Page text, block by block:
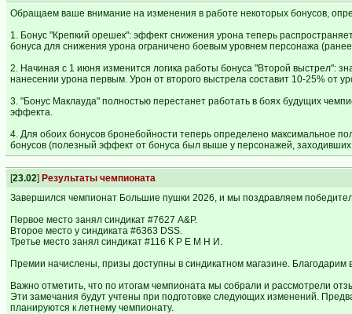
Обращаем ваше внимание на изменения в работе некоторых бонусов,
1. Бонус "Крепкий орешек": эффект снижения урона теперь
бонуса для снижения урона ограничено боевым уровнем персонажа
2. Начиная с 1 июня изменится логика работы бонуса "Второй выстрел":
нанесении урона первым. Урон от второго выстрела составит 10-25% от
3. "Бонус Маклауда" полностью перестанет работать в боях будущих
эффекта.
4. Для обоих бонусов бронебойности теперь определено максимальное
бонусов (полезный эффект от бонуса был выше у персонажей,
[23.02] Результаты чемпионата
Завершился чемпионат Большие пушки 2026, и мы поздравляем
Первое место занял синдикат #7627 A&P.
Второе место у синдиката #6363 DSS.
Третье место занял синдикат #116 К Р Е М Н И.
Премии начислены, призы доступны в синдикатном магазине. Благодарим
Важно отметить, что по итогам чемпионата мы собрали и рассмотрели
Эти замечания будут учтены при подготовке следующих изменений.
планируются к летнему чемпионату.